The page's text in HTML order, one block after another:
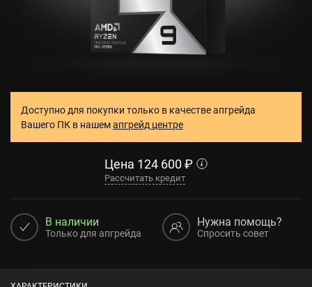
Доступно для покупки только в качестве апгрейда
Вашего ПК в нашемапгрейд центре
Цена 124 600 ₽
Рассчитать кредит
В наличии
Только для апгрейда
Нужна помощь?
Спросить совет